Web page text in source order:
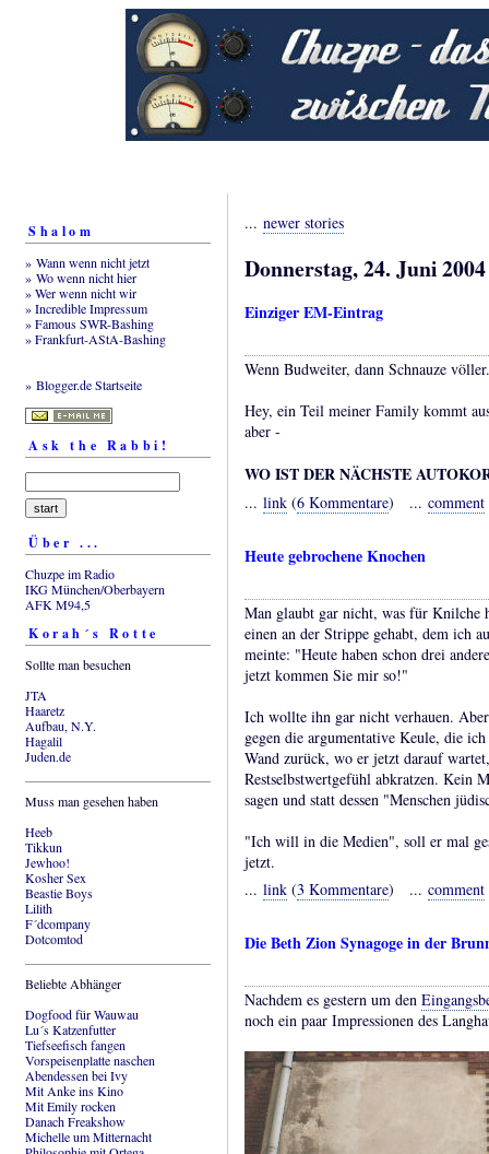
Shalom
» Wann wenn nicht jetzt
» Wo wenn nicht hier
» Wer wenn nicht wir
» Incredible Impressum
» Famous SWR-Bashing
» Frankfurt-AStA-Bashing
» Blogger.de Startseite
Ask the Rabbi!
Über ...
Chuzpe im Radio
IKG München/Oberbayern
AFK M94,5
Korah´s Rotte
Sollte man besuchen
JTA
Haaretz
Aufbau, N.Y.
Hagalil
Juden.de
Muss man gesehen haben
Heeb
Tikkun
Jewhoo!
Kosher Sex
Beastie Boys
Lilith
F´dcompany
Dotcomtod
Beliebte Abhänger
Dogfood für Wauwau
Lu´s Katzenfutter
Tiefseefisch fangen
Vorspeisenplatte naschen
Abendessen bei Ivy
Mit Anke ins Kino
Mit Emily rocken
Danach Freakshow
Michelle um Mitternacht
... newer stories
Donnerstag, 24. Juni 2004
Einziger EM-Eintrag
Wenn Budweiter, dann Schnauze völler.
Hey, ein Teil meiner Family kommt
aber -
WO IST DER NÄCHSTE
... link (6 Kommentare) ... comment
Heute gebrochene Knochen
Man glaubt gar nicht, was für Knilche
einen an der Strippe gehabt, dem ich
meinte: "Heute haben schon drei
jetzt kommen Sie mir so!"
Ich wollte ihn gar nicht verhauen.
gegen die argumentative Keule, die
Wand zurück, wo er jetzt darauf
Restselbstwertgefühl abkratzen. Kein
sagen und statt dessen "Menschen
"Ich will in die Medien", soll er mal
jetzt.
... link (3 Kommentare) ... comment
Die Beth Zion Synagoge in der
Nachdem es gestern um den
noch ein paar Impressionen des